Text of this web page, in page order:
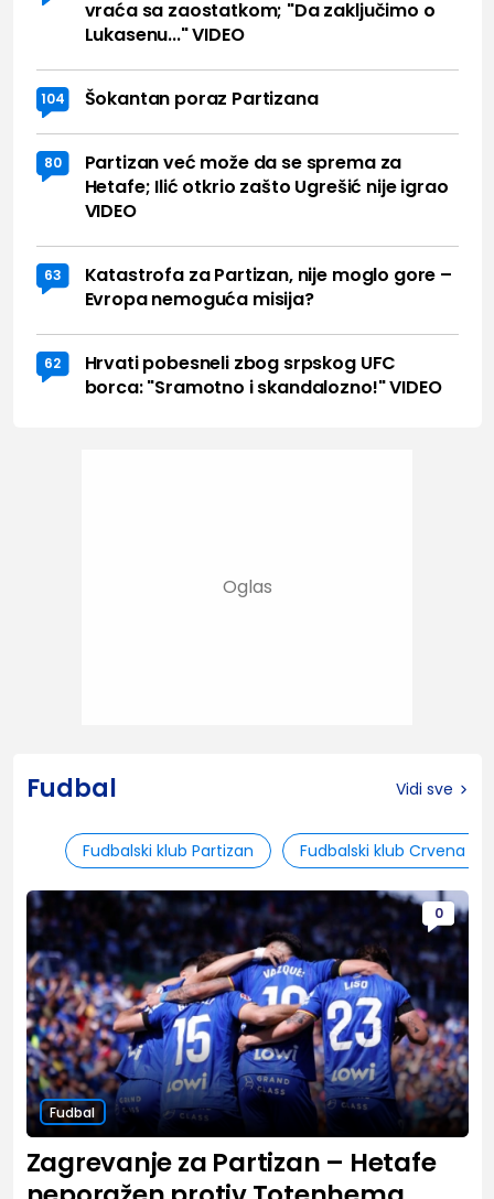
vraća sa zaostatkom; "Da zaključimo o
Lukasenu..." VIDEO
104 Šokantan poraz Partizana
80
Partizan već može da se sprema za
Hetafe; Ilić otkrio zašto Ugrešić nije igrao
VIDEO
63
Katastrofa za Partizan, nije moglo gore –
Evropa nemoguća misija?
62
Hrvati pobesneli zbog srpskog UFC
borca: "Sramotno i skandalozno!" VIDEO
Fudbal Vidi sve
Fudbalski klub Partizan Fudbalski klub Crvena
0
Fudbal
Zagrevanje za Partizan – Hetafe